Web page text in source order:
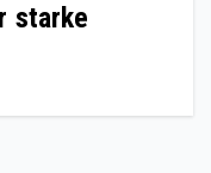
starke